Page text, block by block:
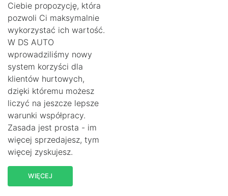
Ciebie propozycję, która
pozwoli Ci maksymalnie
wykorzystać ich wartość.
W DS AUTO
wprowadziliśmy nowy
system korzyści dla
klientów hurtowych,
dzięki któremu możesz
liczyć na jeszcze lepsze
warunki współpracy.
Zasada jest prosta - im
więcej sprzedajesz, tym
więcej zyskujesz.
WIĘCEJ